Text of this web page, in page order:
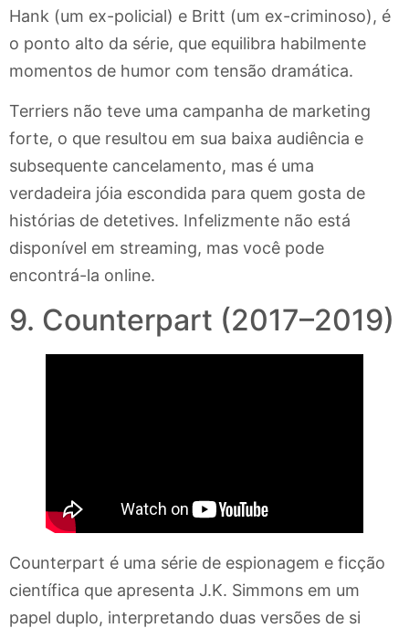
Hank (um ex-policial) e Britt (um ex-criminoso), é
o ponto alto da série, que equilibra habilmente
momentos de humor com tensão dramática.
Terriers não teve uma campanha de marketing
forte, o que resultou em sua baixa audiência e
subsequente cancelamento, mas é uma
verdadeira jóia escondida para quem gosta de
histórias de detetives. Infelizmente não está
disponível em streaming, mas você pode
encontrá-la online.
9. Counterpart (2017–2019)
Counterpart é uma série de espionagem e ficção
científica que apresenta J.K. Simmons em um
papel duplo, interpretando duas versões de si